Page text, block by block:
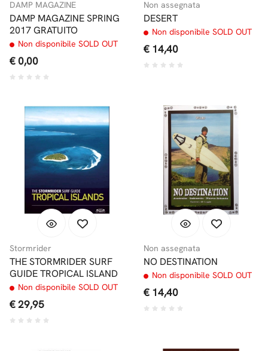
DAMP MAGAZINE
DAMP MAGAZINE SPRING
2017 GRATUITO
Non disponibile SOLD OUT
€ 0,00
Non assegnata
DESERT
Non disponibile SOLD OUT
€ 14,40
Stormrider
THE STORMRIDER SURF
GUIDE TROPICAL ISLAND
Non disponibile SOLD OUT
€ 29,95
Non assegnata
NO DESTINATION
Non disponibile SOLD OUT
€ 14,40